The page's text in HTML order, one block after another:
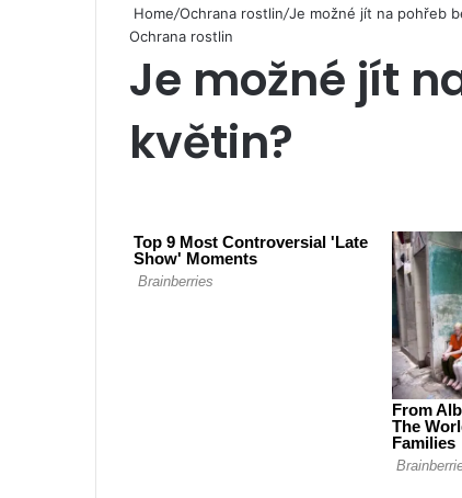
Home/Ochrana rostlin/Je možné jít na pohřeb
Ochrana rostlin
Je možné jít
květin?